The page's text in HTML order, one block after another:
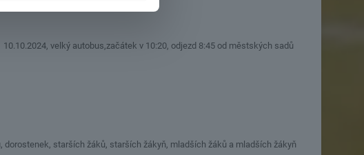
velký autobus,začátek v 10:20, odjezd 8:45 od městských sadů
dorostenek, starších žáků, starších žákyň, mladších žáků a mladších žákyň